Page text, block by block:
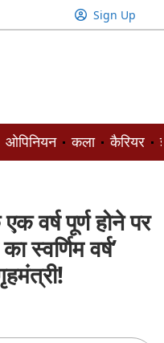
Sign Up
ओपिनियन कला कैरियर
वर्ष पूर्ण होने पर
स्वर्णिम वर्ष’